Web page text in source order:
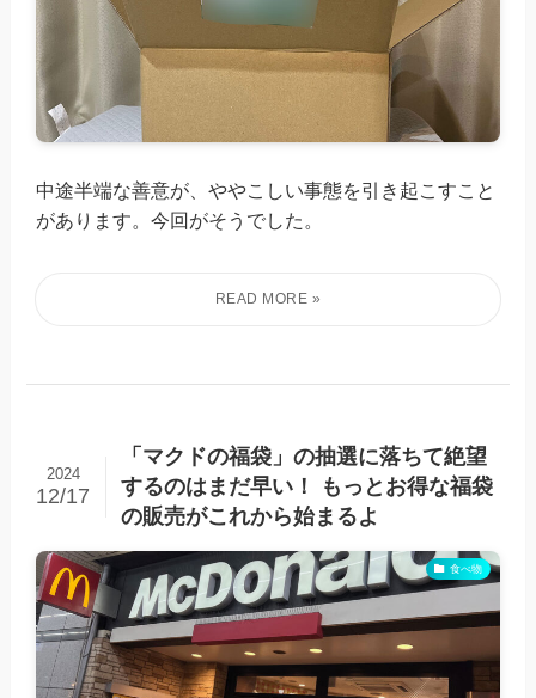
中途半端な善意が、ややこしい事態を引き起こすこと
があります。今回がそうでした。
「マクドの福袋」の抽選に落ちて絶望
するのはまだ早い！ もっとお得な福袋
の販売がこれから始まるよ
2024
12/17
食べ物